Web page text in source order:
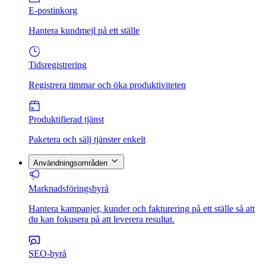
E-postinkorg
Hantera kundmejl på ett ställe
Tidsregistrering
Registrera timmar och öka produktiviteten
Produktifierad tjänst
Paketera och sälj tjänster enkelt
Användningsområden
Marknadsföringsbyrå
Hantera kampanjer, kunder och fakturering på ett ställe så att
du kan fokusera på att leverera resultat.
SEO-byrå